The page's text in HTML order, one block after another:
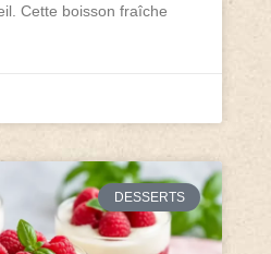
Cette boisson fraîche
DESSERTS